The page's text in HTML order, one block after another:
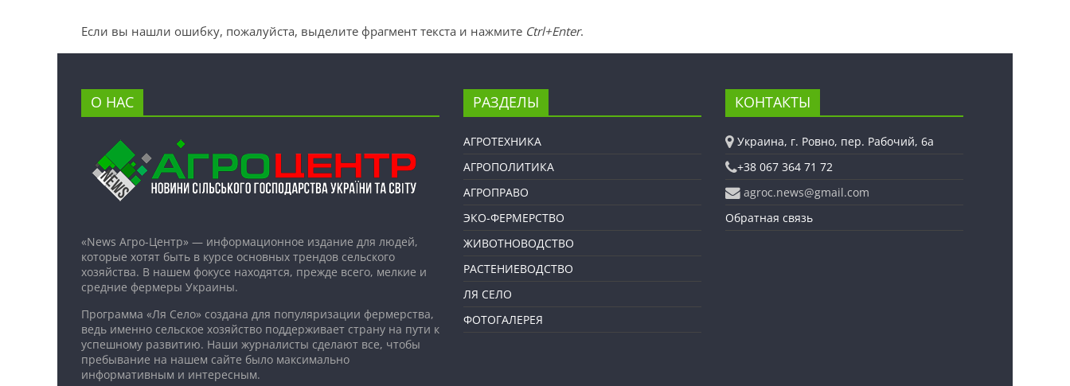
Если вы нашли ошибку, пожалуйста, выделите фрагмент текста и нажмите Ctrl+Enter.
О НАС
«News Агро-Центр» — информационное издание для людей,
которые хотят быть в курсе основных трендов сельского
хозяйства. В нашем фокусе находятся, прежде всего, мелкие и
средние фермеры Украины.
Программа «Ля Село» создана для популяризации фермерства,
ведь именно сельское хозяйство поддерживает страну на пути к
успешному развитию. Наши журналисты сделают все, чтобы
пребывание на нашем сайте было максимально
информативным и интересным.
РАЗДЕЛЫ
АГРОТЕХНИКА
АГРОПОЛИТИКА
АГРОПРАВО
ЭКО-ФЕРМЕРСТВО
ЖИВОТНОВОДСТВО
РАСТЕНИЕВОДСТВО
ЛЯ СЕЛО
ФОТОГАЛЕРЕЯ
КОНТАКТЫ
Украина, г. Ровно, пер. Рабочий, 6а
+38 067 364 71 72
agroc.news@gmail.com
Обратная связь